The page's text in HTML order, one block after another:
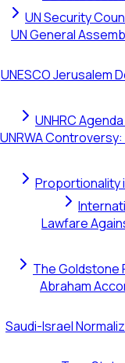
UN Security
UN General
UNESCO
UNHRC
UNRWA
Proportionality
Lawfare
The
Abraham
Saudi-Israel